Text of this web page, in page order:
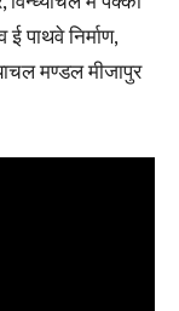
पाथवे निर्माण,
मण्डल मीजापुर